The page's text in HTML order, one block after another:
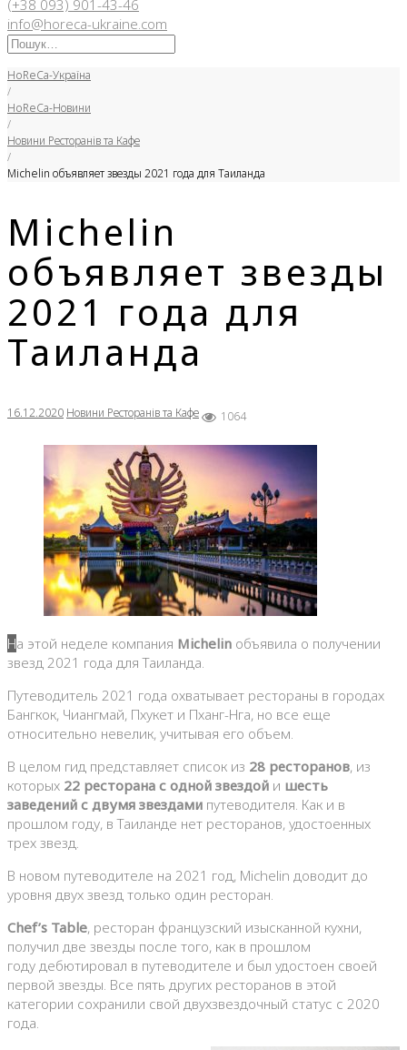
(+38 093) 901-43-46
info@horeca-ukraine.com
Искать:
HoReCa-Україна
/
HoReCa-Новини
/
Новини Ресторанів та Кафе
/
Michelin объявляет звезды 2021 года для Таиланда
Michelin
объявляет звезды
2021 года для
Таиланда
16.12.2020 Новини Ресторанів та Кафе 1064
На этой неделе компания Michelin объявила о получении
звезд 2021 года для Таиланда.
Путеводитель 2021 года охватывает рестораны в городах
Бангкок, Чиангмай, Пхукет и Пханг-Нга, но все еще
относительно невелик, учитывая его объем.
В целом гид представляет список из 28 ресторанов, из
которых 22 ресторана с одной звездой и шесть
заведений с двумя звездами путеводителя. Как и в
прошлом году, в Таиланде нет ресторанов, удостоенных
трех звезд.
В новом путеводителе на 2021 год, Michelin доводит до
уровня двух звезд только один ресторан.
Chef’s Table, ресторан французский изысканной кухни,
получил две звезды после того, как в прошлом
году дебютировал в путеводителе и был удостоен своей
первой звезды. Все пять других ресторанов в этой
категории сохранили свой двухзвездочный статус с 2020
года.